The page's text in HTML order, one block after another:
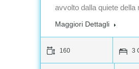
avvolto dalla quiete
Maggiori Dettagli
160 3